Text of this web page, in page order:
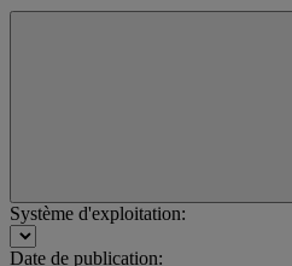
Système d'exploitation:
Date de publication: